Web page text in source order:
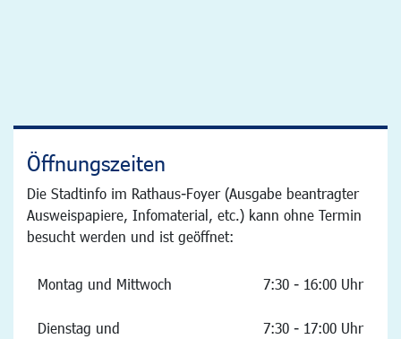
Öffnungszeiten
Die Stadtinfo im Rathaus-Foyer (Ausgabe beantragter
Ausweispapiere, Infomaterial, etc.) kann ohne Termin
besucht werden und ist geöffnet:
Montag und Mittwoch 7:30 - 16:00 Uhr
Dienstag und
7:30 - 17:00 Uhr